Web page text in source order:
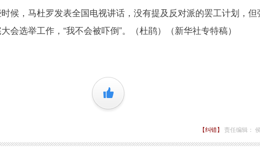
，马杜罗发表全国电视讲话，没有提及反对派的罢工计划，但
会选举工作，“我不会被吓倒”。（杜鹃）（新华社专特稿）
+1
【纠错】 责任编辑：